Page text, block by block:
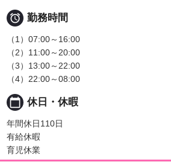
 勤務時間
（1）07:00～16:00
（2）11:00～20:00
（3）13:00～22:00
（4）22:00～08:00
calendar_today 休日・休暇
年間休日110日
有給休暇
育児休業